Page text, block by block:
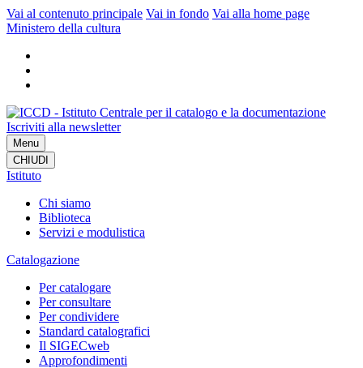
Vai al contenuto principale Vai in fondo Vai alla home page
Ministero della cultura
Iscriviti alla newsletter
Menu
CHIUDI
Istituto
Chi siamo
Biblioteca
Servizi e modulistica
Catalogazione
Per catalogare
Per consultare
Per condividere
Standard catalografici
Il SIGECweb
Approfondimenti